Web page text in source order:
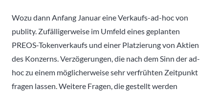
Wozu dann Anfang Januar eine Verkaufs-ad-hoc von
publity. Zufälligerweise im Umfeld eines geplanten
PREOS-Tokenverkaufs und einer Platzierung von Aktien
des Konzerns. Verzögerungen, die nach dem Sinn der ad-
hoc zu einem möglicherweise sehr verfrühten Zeitpunkt
fragen lassen. Weitere Fragen, die gestellt werden